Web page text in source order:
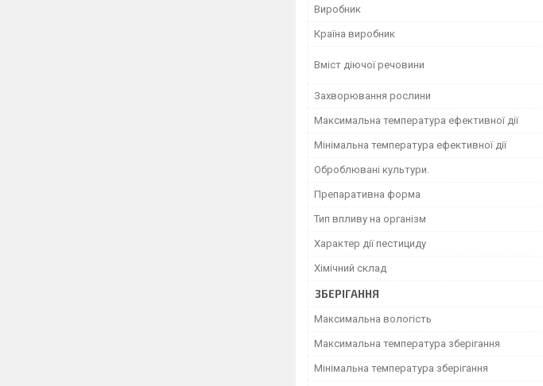
Виробник
Країна виробник
Вміст діючої речовини
Захворювання рослини
Максимальна температура ефективної дії
Мінімальна температура ефективної дії
Оброблювані культури.
Препаративна форма
Тип впливу на організм
Характер дії пестициду
Хімічний склад
ЗБЕРІГАННЯ
Максимальна вологість
Максимальна температура зберігання
Мінімальна температура зберігання